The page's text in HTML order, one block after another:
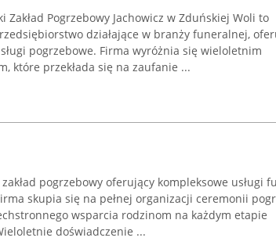
Zakład Pogrzebowy Jachowicz w Zduńskiej Woli to
działające w branży funeralnej,
pogrzebowe. Firma wyróżnia się wieloletnim
które przekłada się na zaufanie ...
pogrzebowy oferujący kompleksowe usługi
skupia się na pełnej organizacji ceremonii
wsparcia rodzinom na każdym etapie
doświadczenie ...